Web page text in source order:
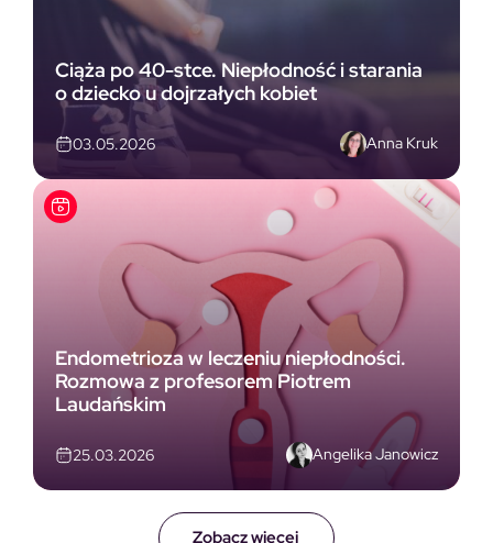
Zobacz więcej
Ciąża po 40-stce. Niepłodność i starania
o dziecko u dojrzałych kobiet
03.05.2026 Anna Kruk
Endometrioza w leczeniu niepłodności.
Rozmowa z profesorem Piotrem
Laudańskim
25.03.2026 Angelika Janowicz